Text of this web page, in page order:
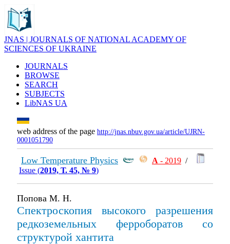
JNAS | JOURNALS OF NATIONAL ACADEMY OF
SCIENCES OF UKRAINE
JOURNALS
BROWSE
SEARCH
SUBJECTS
LibNAS UA
web address of the page http://jnas.nbuv.gov.ua/article/UJRN-
0001051790
Low Temperature Physics А - 2019 /
Issue (2019, Т. 45, № 9)
Попова М. Н.
Спектроскопия высокого разрешения
редкоземельных ферроборатов со
структурой хантита